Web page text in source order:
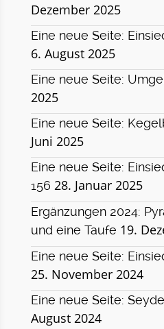
Dezember 2025
Eine neue Seite:
6. August 2025
Eine neue Seite:
2025
Eine neue Seite:
Juni 2025
Eine neue Seite:
156 28. Januar 2025
Ergänzungen 2024:
und eine Taufe 19.
Eine neue Seite:
25. November 2024
Eine neue Seite:
August 2024